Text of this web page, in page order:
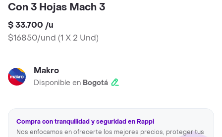
Con 3 Hojas Mach 3
$ 33.700 /u
$16850/und (1 X 2 Und)
Makro
Disponible en Bogotá
Compra con tranquilidad y seguridad en Rappi
Nos enfocamos en ofrecerte los mejores precios, proteger tus